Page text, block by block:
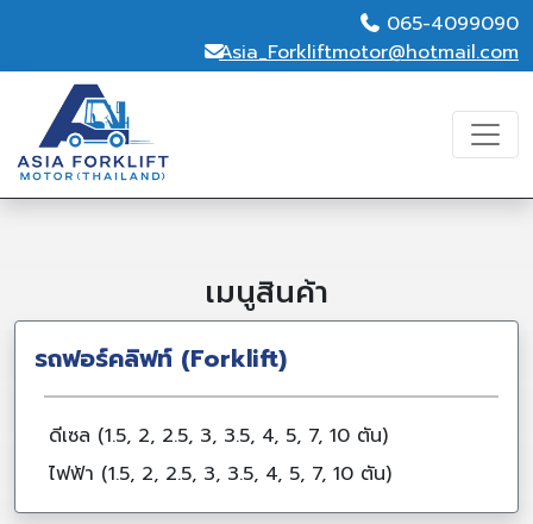
065-4099090
Asia_Forkliftmotor@hotmail.com
เมนูสินค้า
รถฟอร์คลิฟท์ (Forklift)
ดีเซล (1.5, 2, 2.5, 3, 3.5, 4, 5, 7, 10 ตัน)
ไฟฟ้า (1.5, 2, 2.5, 3, 3.5, 4, 5, 7, 10 ตัน)